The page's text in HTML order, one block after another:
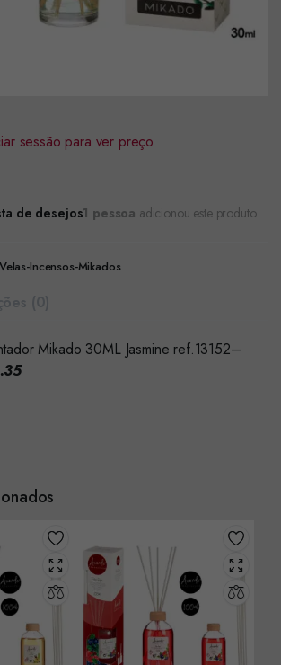
sessão para ver preço
de desejos1 pessoa adicionou este produto
Incensos-Mikados
Mikado 30ML Jasmine ref.13152–